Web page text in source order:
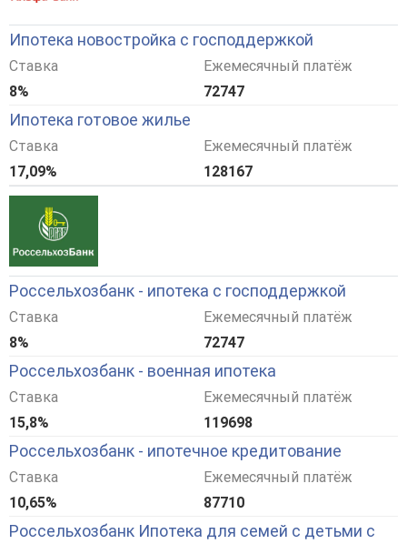
Ипотека новостройка с господдержкой
Ставка
8%
Ежемесячный платёж
72747
Ипотека готовое жилье
Ставка
17,09%
Ежемесячный платёж
128167
Россельхозбанк - ипотека с господдержкой
Ставка
8%
Ежемесячный платёж
72747
Россельхозбанк - военная ипотека
Ставка
15,8%
Ежемесячный платёж
119698
Россельхозбанк - ипотечное кредитование
Ставка
10,65%
Ежемесячный платёж
87710
Россельхозбанк Ипотека для семей с детьми с